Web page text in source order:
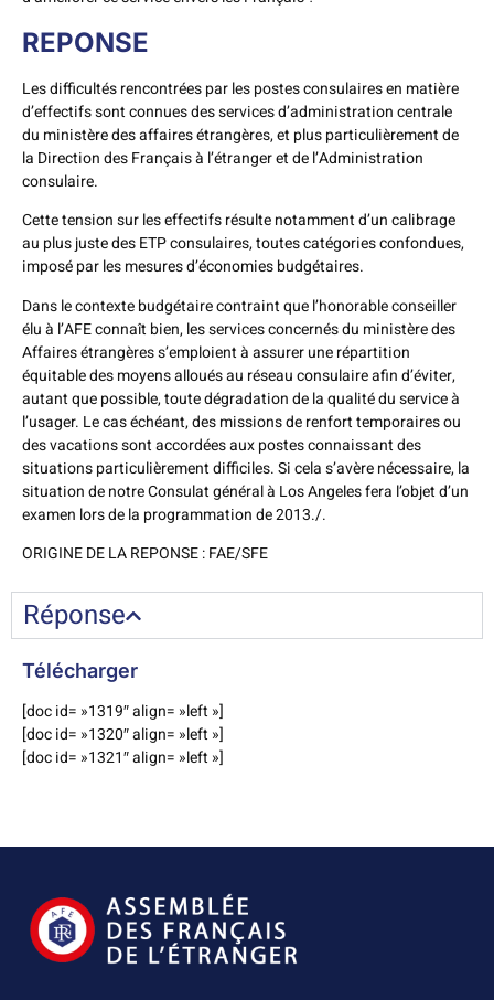
REPONSE
Les difficultés rencontrées par les postes consulaires en matière
d’effectifs sont connues des services d’administration centrale
du ministère des affaires étrangères, et plus particulièrement de
la Direction des Français à l’étranger et de l’Administration
consulaire.
Cette tension sur les effectifs résulte notamment d’un calibrage
au plus juste des ETP consulaires, toutes catégories confondues,
imposé par les mesures d’économies budgétaires.
Dans le contexte budgétaire contraint que l’honorable conseiller
élu à l’AFE connaît bien, les services concernés du ministère des
Affaires étrangères s’emploient à assurer une répartition
équitable des moyens alloués au réseau consulaire afin d’éviter,
autant que possible, toute dégradation de la qualité du service à
l’usager. Le cas échéant, des missions de renfort temporaires ou
des vacations sont accordées aux postes connaissant des
situations particulièrement difficiles. Si cela s’avère nécessaire, la
situation de notre Consulat général à Los Angeles fera l’objet d’un
examen lors de la programmation de 2013./.
ORIGINE DE LA REPONSE : FAE/SFE
Réponse
Télécharger
[doc id= »1319″ align= »left »]
[doc id= »1320″ align= »left »]
[doc id= »1321″ align= »left »]